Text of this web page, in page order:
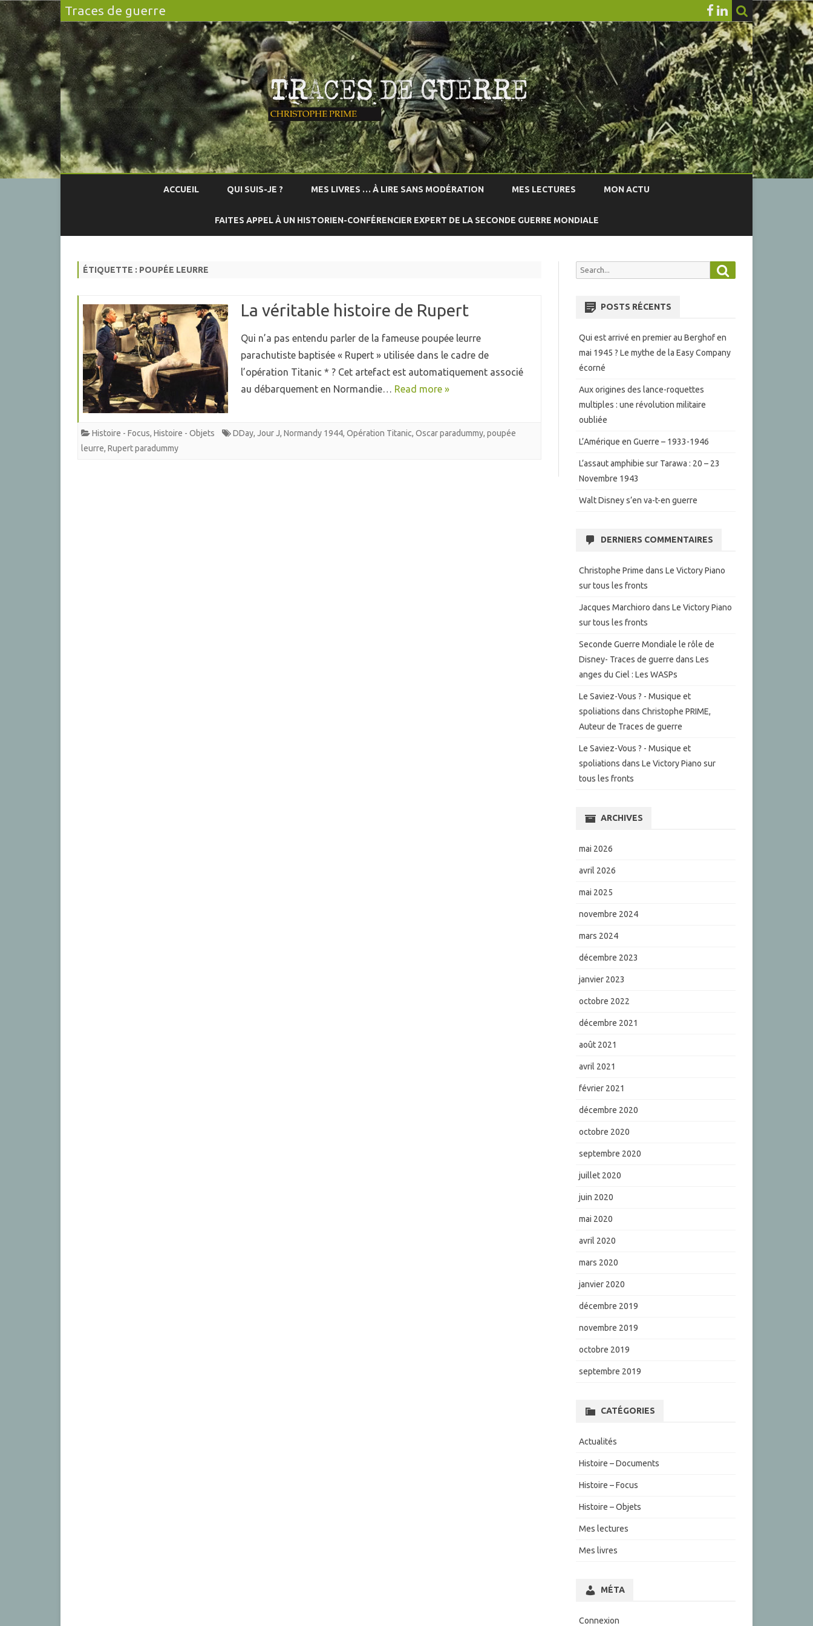
Traces de guerre
to
ACCUEIL QUI SUIS-JE ? MES LIVRES … À LIRE SANS MODÉRATION MES LECTURES MON ACTU
FAITES APPEL À UN HISTORIEN-CONFÉRENCIER EXPERT DE LA SECONDE GUERRE MONDIALE
ÉTIQUETTE : POUPÉE LEURRE
La véritable histoire de Rupert
Qui n’a pas entendu parler de la fameuse poupée leurre
parachutiste baptisée « Rupert » utilisée dans le cadre de
l’opération Titanic * ? Cet artefact est automatiquement associé
au débarquement en Normandie… Read more »
Histoire - Focus, Histoire - Objets DDay, Jour J, Normandy 1944, Opération Titanic, Oscar paradummy, poupée
leurre, Rupert paradummy
Search
POSTS RÉCENTS
Qui est arrivé en premier au Berghof en
mai 1945 ? Le mythe de la Easy Company
écorné
Aux origines des lance-roquettes
multiples : une révolution militaire
oubliée
L’Amérique en Guerre – 1933-1946
L’assaut amphibie sur Tarawa : 20 – 23
Novembre 1943
Walt Disney s’en va-t-en guerre
DERNIERS COMMENTAIRES
Christophe Prime dans Le Victory Piano
sur tous les fronts
Jacques Marchioro dans Le Victory Piano
sur tous les fronts
Seconde Guerre Mondiale le rôle de
Disney- Traces de guerre dans Les
anges du Ciel : Les WASPs
Le Saviez-Vous ? - Musique et
spoliations dans Christophe PRIME,
Auteur de Traces de guerre
Le Saviez-Vous ? - Musique et
spoliations dans Le Victory Piano sur
tous les fronts
ARCHIVES
mai 2026
avril 2026
mai 2025
novembre 2024
mars 2024
décembre 2023
janvier 2023
octobre 2022
décembre 2021
août 2021
avril 2021
février 2021
décembre 2020
octobre 2020
septembre 2020
juillet 2020
juin 2020
mai 2020
avril 2020
mars 2020
janvier 2020
décembre 2019
novembre 2019
octobre 2019
septembre 2019
CATÉGORIES
Actualités
Histoire – Documents
Histoire – Focus
Histoire – Objets
Mes lectures
Mes livres
MÉTA
Connexion